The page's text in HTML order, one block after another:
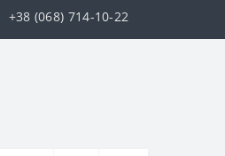
+38 (068) 714-10-22